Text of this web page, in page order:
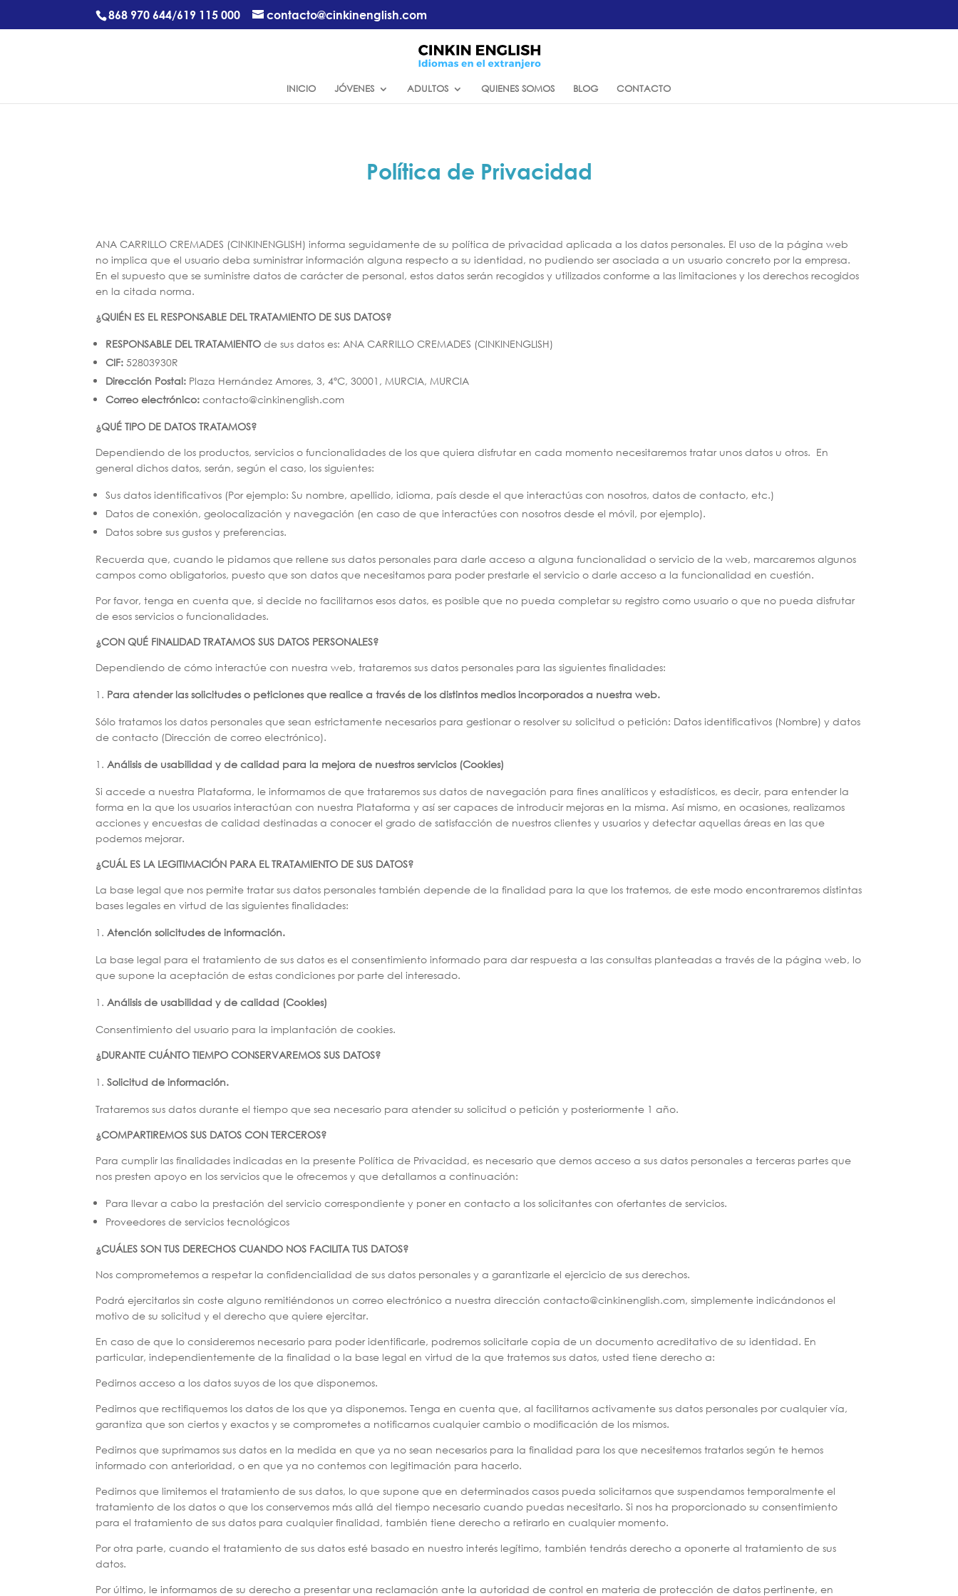
868 970 644/619 115 000 contacto@cinkinenglish.com
INICIO JÓVENES ADULTOS QUIENES SOMOS BLOG CONTACTO
Política de Privacidad
ANA CARRILLO CREMADES (CINKINENGLISH) informa seguidamente de su política de privacidad aplicada a los datos personales. El uso de la página web
no implica que el usuario deba suministrar información alguna respecto a su identidad, no pudiendo ser asociada a un usuario concreto por la empresa.
En el supuesto que se suministre datos de carácter de personal, estos datos serán recogidos y utilizados conforme a las limitaciones y los derechos recogidos
en la citada norma.
¿QUIÉN ES EL RESPONSABLE DEL TRATAMIENTO DE SUS DATOS?
RESPONSABLE DEL TRATAMIENTOde sus datos es: ANA CARRILLO CREMADES (CINKINENGLISH)
CIF:52803930R
Dirección Postal: Plaza Hernández Amores, 3, 4ºC, 30001, MURCIA, MURCIA
Correo electrónico:contacto@cinkinenglish.com
¿QUÉ TIPO DE DATOS TRATAMOS?
Dependiendo de los productos, servicios o funcionalidades de los que quiera disfrutar en cada momento necesitaremos tratar unos datos u otros. En
general dichos datos, serán, según el caso, los siguientes:
Sus datos identificativos (Por ejemplo: Su nombre, apellido, idioma, país desde el que interactúas con nosotros, datos de contacto, etc.)
Datos de conexión, geolocalización y navegación (en caso de que interactúes con nosotros desde el móvil, por ejemplo).
Datos sobre sus gustos y preferencias.
Recuerda que, cuando le pidamos que rellene sus datos personales para darle acceso a alguna funcionalidad o servicio de la web, marcaremos algunos
campos como obligatorios, puesto que son datos que necesitamos para poder prestarle el servicio o darle acceso a la funcionalidad en cuestión.
Por favor, tenga en cuenta que, si decide no facilitarnos esos datos, es posible que no pueda completar su registro como usuario o que no pueda disfrutar
de esos servicios o funcionalidades.
¿CON QUÉ FINALIDAD TRATAMOS SUS DATOS PERSONALES?
Dependiendo de cómo interactúe con nuestra web, trataremos sus datos personales para las siguientes finalidades:
Para atender las solicitudes o peticiones que realice a través de los distintos medios incorporados a nuestra web.
Sólo tratamos los datos personales que sean estrictamente necesarios para gestionar o resolver su solicitud o petición: Datos identificativos (Nombre) y datos
de contacto (Dirección de correo electrónico).
Análisis de usabilidad y de calidad para la mejora de nuestros servicios (Cookies)
Si accede a nuestra Plataforma, le informamos de que trataremos sus datos de navegación para fines analíticos y estadísticos, es decir, para entender la
forma en la que los usuarios interactúan con nuestra Plataforma y así ser capaces de introducir mejoras en la misma. Así mismo, en ocasiones, realizamos
acciones y encuestas de calidad destinadas a conocer el grado de satisfacción de nuestros clientes y usuarios y detectar aquellas áreas en las que
podemos mejorar.
¿CUÁL ES LA LEGITIMACIÓN PARA EL TRATAMIENTO DE SUS DATOS?
La base legal que nos permite tratar sus datos personales también depende de la finalidad para la que los tratemos, de este modo encontraremos distintas
bases legales en virtud de las siguientes finalidades:
Atención solicitudes de información.
La base legal para el tratamiento de sus datos es el consentimiento informado para dar respuesta a las consultas planteadas a través de la página web, lo
que supone la aceptación de estas condiciones por parte del interesado.
Análisis de usabilidad y de calidad (Cookies)
Consentimiento del usuario para la implantación de cookies.
¿DURANTE CUÁNTO TIEMPO CONSERVAREMOS SUS DATOS?
Solicitud de información.
Trataremos sus datos durante el tiempo que sea necesario para atender su solicitud o petición y posteriormente 1 año.
¿COMPARTIREMOS SUS DATOS CON TERCEROS?
Para cumplir las finalidades indicadas en la presente Política de Privacidad, es necesario que demos acceso a sus datos personales a terceras partes que
nos presten apoyo en los servicios que le ofrecemos y que detallamos a continuación:
Para llevar a cabo la prestación del servicio correspondiente y poner en contacto a los solicitantes con ofertantes de servicios.
Proveedores de servicios tecnológicos
¿CUÁLES SON TUS DERECHOS CUANDO NOS FACILITA TUS DATOS?
Nos comprometemos a respetar la confidencialidad de sus datos personales y a garantizarle el ejercicio de sus derechos.
Podrá ejercitarlos sin coste alguno remitiéndonos un correo electrónico a nuestra dirección contacto@cinkinenglish.com, simplemente indicándonos el
motivo de su solicitud y el derecho que quiere ejercitar.
En caso de que lo consideremos necesario para poder identificarle, podremos solicitarle copia de un documento acreditativo de su identidad. En
particular, independientemente de la finalidad o la base legal en virtud de la que tratemos sus datos, usted tiene derecho a:
Pedirnos acceso a los datos suyos de los que disponemos.
Pedirnos que rectifiquemos los datos de los que ya disponemos. Tenga en cuenta que, al facilitarnos activamente sus datos personales por cualquier vía,
garantiza que son ciertos y exactos y se comprometes a notificarnos cualquier cambio o modificación de los mismos.
Pedirnos que suprimamos sus datos en la medida en que ya no sean necesarios para la finalidad para los que necesitemos tratarlos según te hemos
informado con anterioridad, o en que ya no contemos con legitimación para hacerlo.
Pedirnos que limitemos el tratamiento de sus datos, lo que supone que en determinados casos pueda solicitarnos que suspendamos temporalmente el
tratamiento de los datos o que los conservemos más allá del tiempo necesario cuando puedas necesitarlo. Si nos ha proporcionado su consentimiento
para el tratamiento de sus datos para cualquier finalidad, también tiene derecho a retirarlo en cualquier momento.
Por otra parte, cuando el tratamiento de sus datos esté basado en nuestro interés legítimo, también tendrás derecho a oponerte al tratamiento de sus
datos.
Por último, le informamos de su derecho a presentar una reclamación ante la autoridad de control en materia de protección de datos pertinente, en